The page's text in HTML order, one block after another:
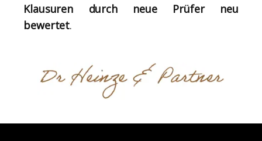
Klausuren durch neue Prüfer
neu
bewertet.